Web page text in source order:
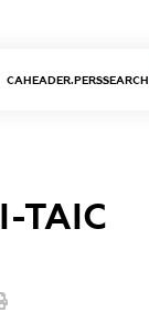
CAHEADER.PERSSEARCH
ТАІС